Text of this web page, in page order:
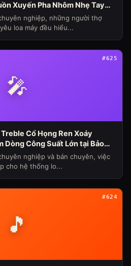
Xuyến Pha Nhôm Nhẹ Tay
Loa Máy (Chủ Đề Loa Máy
nghiệp, những người thợ
loa máy đều hiểu...
🎤
#625
Cổ Họng Ren Xoáy
Dòng Công Suất Lớn tại Bảo
máy ngày 339)
nghiệp và bán chuyên, việc
cho hệ thống lo...
🎵
#624